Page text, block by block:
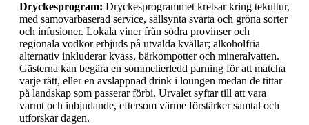
Dryckesprogram: Dryckesprogrammet kretsar kring tekultur,
med samovarbaserad service, sällsynta svarta och gröna sorter
och infusioner. Lokala viner från södra provinser och
regionala vodkor erbjuds på utvalda kvällar; alkoholfria
alternativ inkluderar kvass, bärkompotter och mineralvatten.
Gästerna kan begära en sommelierledd parning för att matcha
varje rätt, eller en avslappnad drink i loungen medan de tittar
på landskap som passerar förbi. Urvalet syftar till att vara
varmt och inbjudande, eftersom värme förstärker samtal och
utforskar dagen.